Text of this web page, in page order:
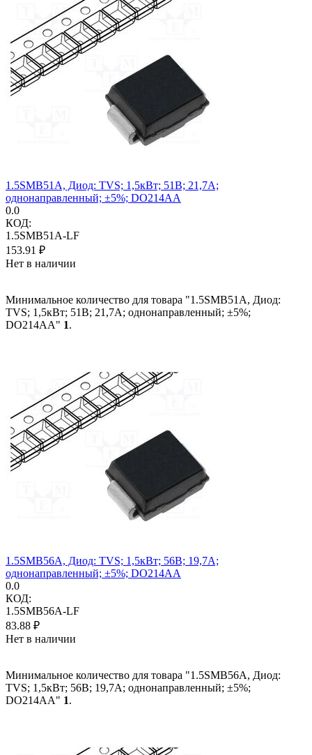
1.5SMB51A, Диод: TVS; 1,5кВт; 51В; 21,7А;
однонаправленный; ±5%; DO214AA
0.0
КОД:
1.5SMB51A-LF
153.91 ₽
Нет в наличии
Минимальное количество для товара "1.5SMB51A, Диод:
TVS; 1,5кВт; 51В; 21,7А; однонаправленный; ±5%;
DO214AA" 1.
1.5SMB56A, Диод: TVS; 1,5кВт; 56В; 19,7А;
однонаправленный; ±5%; DO214AA
0.0
КОД:
1.5SMB56A-LF
83.88 ₽
Нет в наличии
Минимальное количество для товара "1.5SMB56A, Диод:
TVS; 1,5кВт; 56В; 19,7А; однонаправленный; ±5%;
DO214AA" 1.